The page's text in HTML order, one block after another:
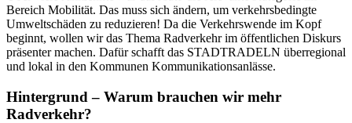
Bereich Mobilität. Das muss sich ändern, um verkehrsbedingte
Umweltschäden zu reduzieren! Da die Verkehrswende im Kopf
beginnt, wollen wir das Thema Radverkehr im öffentlichen Diskurs
präsenter machen. Dafür schafft das STADTRADELN überregional
und lokal in den Kommunen Kommunikationsanlässe.
Hintergrund – Warum brauchen wir mehr
Radverkehr?